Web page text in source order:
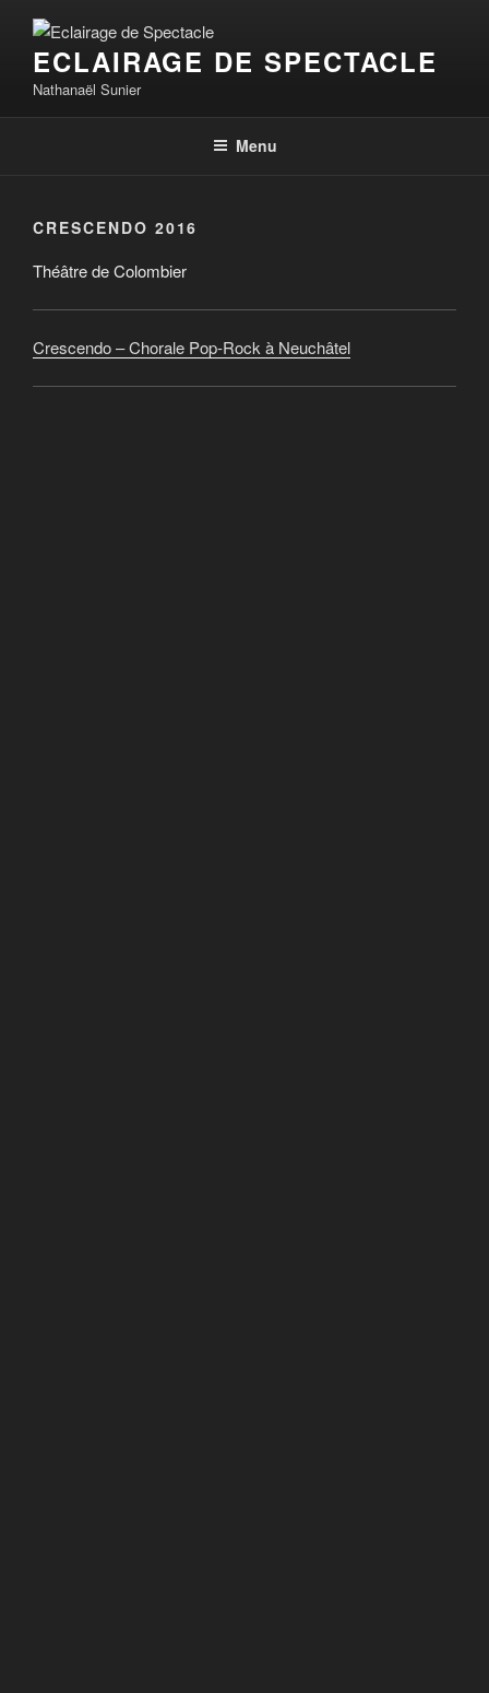
contenu
principal
ECLAIRAGE DE SPECTACLE
Nathanaël Sunier
Menu
CRESCENDO 2016
Théâtre de Colombier
Crescendo – Chorale Pop-Rock à Neuchâtel